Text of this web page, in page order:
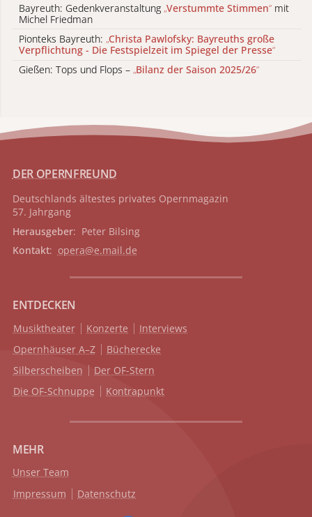
Bayreuth: Gedenkveranstaltung „Verstummte Stimmen“ mit
Michel Friedman
Pionteks Bayreuth: „Christa Pawlofsky: Bayreuths große
Verpflichtung - Die Festspielzeit im Spiegel der Presse“
Gießen: Tops und Flops – „Bilanz der Saison 2025/26“
DER OPERNFREUND
Deutschlands ältestes privates Opernmagazin
57. Jahrgang
Herausgeber: Peter Bilsing
Kontakt: opera@e.mail.de
ENTDECKEN
Musiktheater Konzerte
Interviews
Opernhäuser A–Z
Bücherecke
Silberscheiben
Der OF-Stern
Die OF-Schnuppe
Kontrapunkt
MEHR
Unser Team
Impressum
Datenschutz